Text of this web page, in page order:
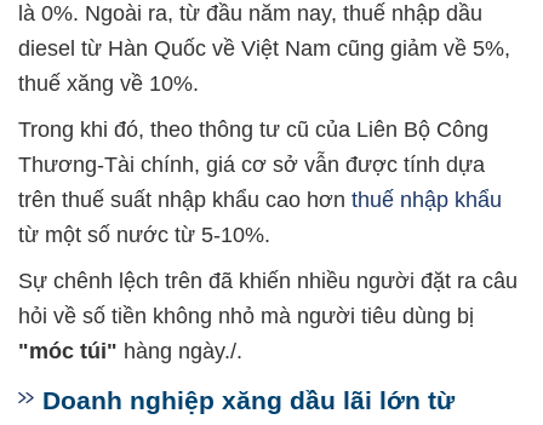
là 0%. Ngoài ra, từ đầu năm nay, thuế nhập dầu
diesel từ Hàn Quốc về Việt Nam cũng giảm về 5%,
thuế xăng về 10%.
Trong khi đó, theo thông tư cũ của Liên Bộ Công
Thương-Tài chính, giá cơ sở vẫn được tính dựa
trên thuế suất nhập khẩu cao hơn thuế nhập khẩu
từ một số nước từ 5-10%.
Sự chênh lệch trên đã khiến nhiều người đặt ra câu
hỏi về số tiền không nhỏ mà người tiêu dùng bị
"móc túi" hàng ngày./.
​Doanh nghiệp xăng dầu lãi lớn từ